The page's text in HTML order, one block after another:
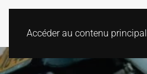
Accéder au contenu principal